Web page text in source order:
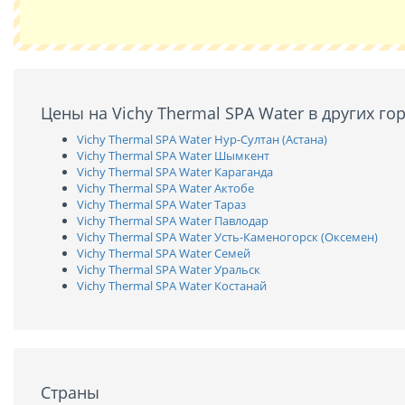
Цены на Vichy Thermal SPA Water в других
Vichy Thermal SPA Water Нур-Султан (Астана)
Vichy Thermal SPA Water Шымкент
Vichy Thermal SPA Water Караганда
Vichy Thermal SPA Water Актобе
Vichy Thermal SPA Water Тараз
Vichy Thermal SPA Water Павлодар
Vichy Thermal SPA Water Усть-Каменогорск (Оксемен)
Vichy Thermal SPA Water Семей
Vichy Thermal SPA Water Уральск
Vichy Thermal SPA Water Костанай
Страны